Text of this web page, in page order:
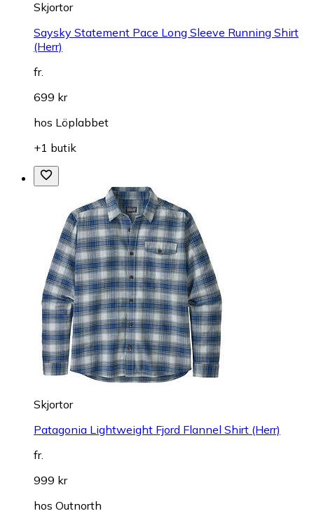
Skjortor
Saysky Statement Pace Long Sleeve Running Shirt
(Herr)
fr.
699 kr
hos Löplabbet
+1 butik
Skjortor
Patagonia Lightweight Fjord Flannel Shirt (Herr)
fr.
999 kr
hos Outnorth